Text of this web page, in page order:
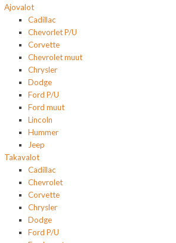
Ajovalot
Cadillac
Chevorlet P/U
Corvette
Chevrolet muut
Chrysler
Dodge
Ford P/U
Ford muut
Lincoln
Hummer
Jeep
Takavalot
Cadillac
Chevrolet
Corvette
Chrysler
Dodge
Ford P/U